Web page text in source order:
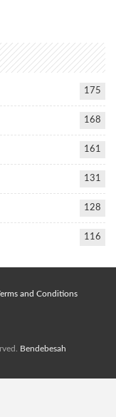
175
168
161
131
128
116
and Conditions
Bendebesah